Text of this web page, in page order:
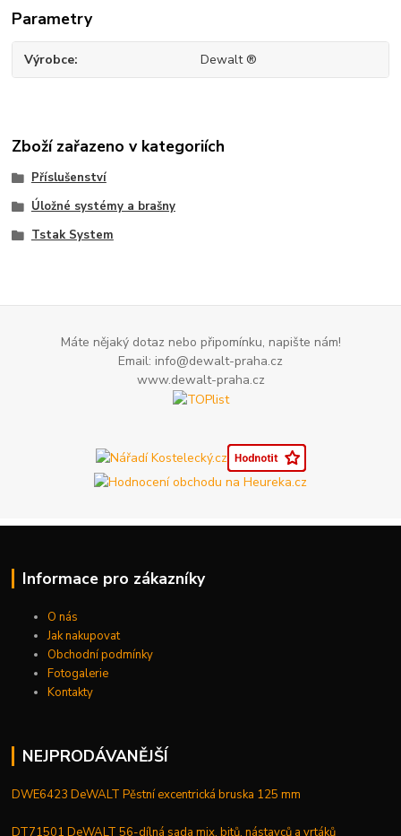
Parametry
Výrobce Dewalt ®
Zboží zařazeno v kategoriích
Příslušenství
Úložné systémy a brašny
Tstak System
Máte nějaký dotaz nebo připomínku, napište nám!
Email: info@dewalt-praha.cz
www.dewalt-praha.cz
Informace pro zákazníky
O nás
Jak nakupovat
Obchodní podmínky
Fotogalerie
Kontakty
NEJPRODÁVANĚJŠÍ
DWE6423 DeWALT Pěstní excentrická bruska 125 mm
DT71501 DeWALT 56-dílná sada mix, bitů, nástavců a vrtáků